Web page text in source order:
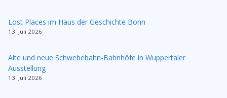
Lost Places im Haus der Geschichte Bonn
13. Juli 2026
Alte und neue Schwebebahn-Bahnhöfe in Wuppertaler
Ausstellung
13. Juli 2026